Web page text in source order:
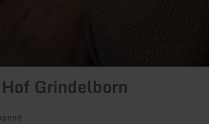
Grindelborn